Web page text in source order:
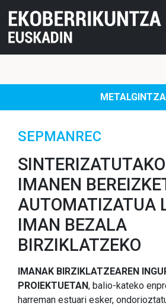
METALGINTZA
SEPMANREC
IMANEN
AUTOMATIZATUA
IMAN BEZALA
BIRZIKLATZEKO
IMANAK BIRZIKLATZEAREN
PROIEKTUETAN, balio-kateko
harreman estuari esker,